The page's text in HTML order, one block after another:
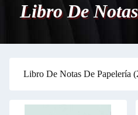
Libro De
Libro De Notas De Papelería